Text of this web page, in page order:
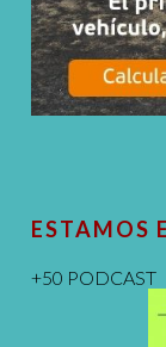
ESTAMOS
+50 PODCAST